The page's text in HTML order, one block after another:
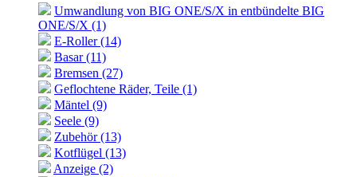
Umwandlung von BIG ONE/S/X in entbündelte BIG
ONE/S/X (1)
E-Roller (14)
Basar (11)
Bremsen (27)
Geflochtene Räder, Teile (1)
Mäntel (9)
Seele (9)
Zubehör (13)
Kotflügel (13)
Anzeige (2)